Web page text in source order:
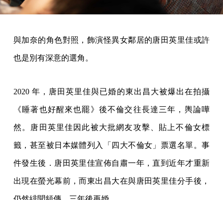
與加奈的角色對照，飾演怪異女鄰居的唐田英里佳或許
也是別有深意的選角。
2020 年，唐田英里佳與已婚的東出昌大被爆出在拍攝
《睡著也好醒來也罷》後不倫交往長達三年，輿論嘩
然。唐田英里佳因此被大批網友攻擊、貼上不倫女標
籤，甚至被日本媒體列入「四大不倫女」票選名單。事
件發生後．唐田英里佳宣佈自肅一年，直到近年才重新
出現在螢光幕前，而東出昌大在與唐田英里佳分手後，